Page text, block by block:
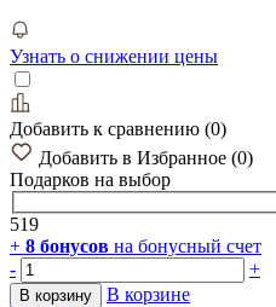
Узнать о снижении цены
Добавить к сравнению (0)
Добавить в Избранное (0)
Подарков на выбор
519
+ 8 бонусов на бонусный счет
-
+
В корзину
В корзине